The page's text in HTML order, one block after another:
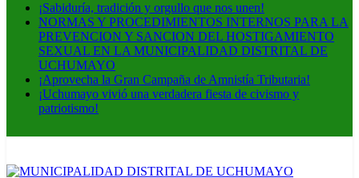
¡Sabiduría, tradición y orgullo que nos unen!
NORMAS Y PROCEDIMIENTOS INTERNOS PARA LA
PREVENCION Y SANCION DEL HOSTIGAMIENTO
SEXUAL EN LA MUNICIPALIDAD DISTRITAL DE
UCHUMAYO
¡Aprovecha la Gran Campaña de Amnistía Tributaria!
¡Uchumayo vivió una verdadera fiesta de civismo y
patriotismo!